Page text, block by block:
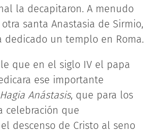
la decapitaron. A menudo
santa Anastasia de Sirmio,
dedicado un templo en Roma.
que en el siglo IV el papa
ese importante
Hagia Anástasis, que para los
celebración que
descenso de Cristo al seno